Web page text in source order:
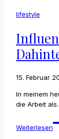
lifestyle
15. Februar
In meinem
die Arbeit
Weiterlesen